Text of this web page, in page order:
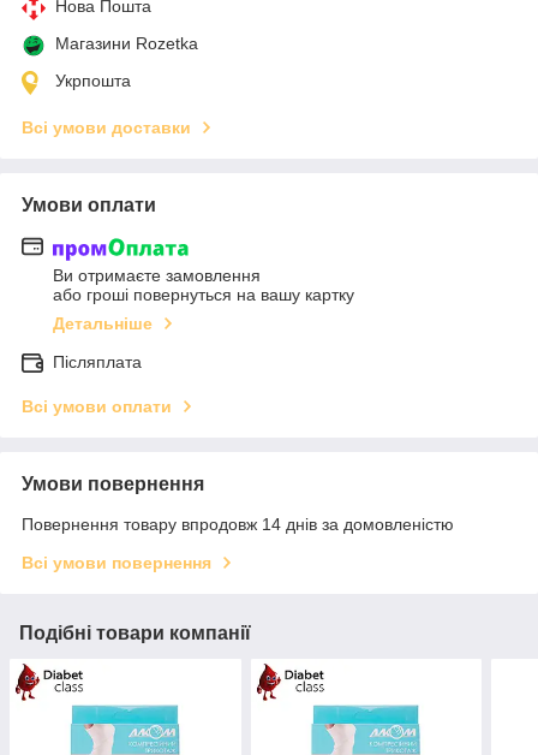
Нова Пошта
Магазини Rozetka
Укрпошта
Всі умови доставки
Умови оплати
Ви отримаєте замовлення
або гроші повернуться на вашу картку
Детальніше
Післяплата
Всі умови оплати
Умови повернення
Повернення товару впродовж 14 днів за домовленістю
Всі умови повернення
Подібні товари компанії